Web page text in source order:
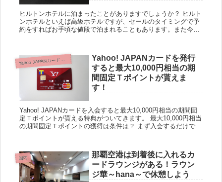
ヒルトンホテルに泊まったことがありますでしょうか？ ヒルト
ンホテルといえば高級ホテルですが、セールのタイミングで予
約をすればお手頃な値段で泊まれることもあります。また今回
Y
Yahoo! JAPANカードを発行
すると最大10,000円相当の期
間固定Ｔポイントが貰えま
す！
Yahoo! JAPANカードを入会すると最大10,000円相当の期間固
定Ｔポイントが貰える特典がついてきます。 最大10,000円相当
の期間固定Ｔポイントの獲得は条件は？ まず入会するだけで
国内
那覇空港は到着後に入れるカ
ードラウンジがある！ラウン
ジ華～hana～で休憩しよう